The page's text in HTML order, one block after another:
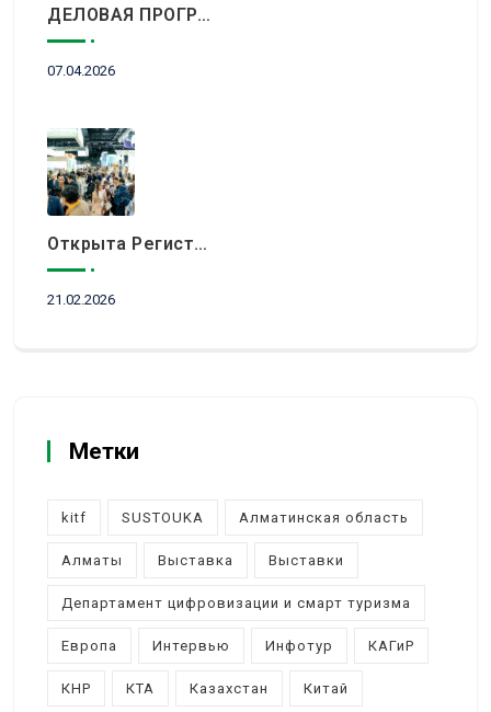
ДЕЛОВАЯ ПРОГРАММА KITF 2026: ВАЖНЕЙШИЕ АСПЕКТЫ РЫНКА ТУРИЗМА В НОВОЙ РЕАЛЬНОСТИ ОБСУДЯТ В АЛМАТЫ
07.04.2026
Открыта Регистрация Посетителей На KITF 2026 — Ключевое Событие Туристической Отрасли Центральной Азии
21.02.2026
Метки
kitf SUSTOUKA Алматинская область
Алматы Выставка Выставки
Департамент цифровизации и смарт туризма
Европа Интервью Инфотур КАГиР
КНР КТА Казахстан Китай